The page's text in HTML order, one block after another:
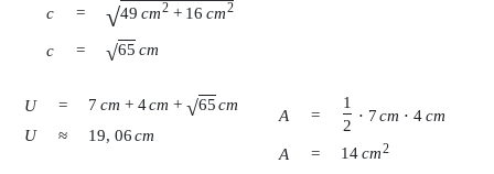
c = √49 cm2 + 16 cm2
c = √65 cm
U = 7 cm + 4cm + √65 cm
U
≈ 19, 06cm
A =
1
2
⋅ 7 cm ⋅ 4cm
A = 14cm2